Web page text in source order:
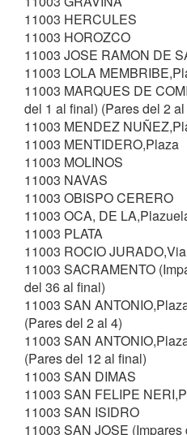
11003 HERCULES
11003 HOROZCO
11003 JOSE RAMON DE
11003 LOLA
11003 MARQUES DE
del 1 al final) (Pares del 2
11003 MENDEZ
11003 MENTIDERO,Plaza
11003 MOLINOS
11003 NAVAS
11003 OBISPO CERERO
11003 OCA, DE
11003 PLATA
11003 ROCIO JURADO,Via
11003 SACRAMENTO
del 36 al final)
11003 SAN
(Pares del 2 al 4)
11003 SAN
(Pares del 12 al final)
11003 SAN DIMAS
11003 SAN FELIPE
11003 SAN ISIDRO
11003 SAN JOSE